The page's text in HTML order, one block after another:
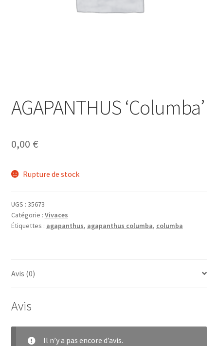
AGAPANTHUS ‘Columba’
0,00 €
Rupture de stock
UGS : 35673
Catégorie : Vivaces
Étiquettes : agapanthus, agapanthus columba, columba
Avis (0)
Avis
Il n’y a pas encore d’avis.